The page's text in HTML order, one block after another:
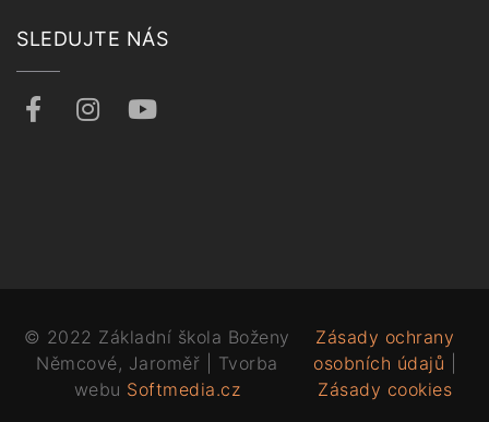
SLEDUJTE NÁS
© 2022 Základní škola Boženy
Němcové, Jaroměř | Tvorba
webu Softmedia.cz
Zásady ochrany
osobních údajů
Zásady cookies